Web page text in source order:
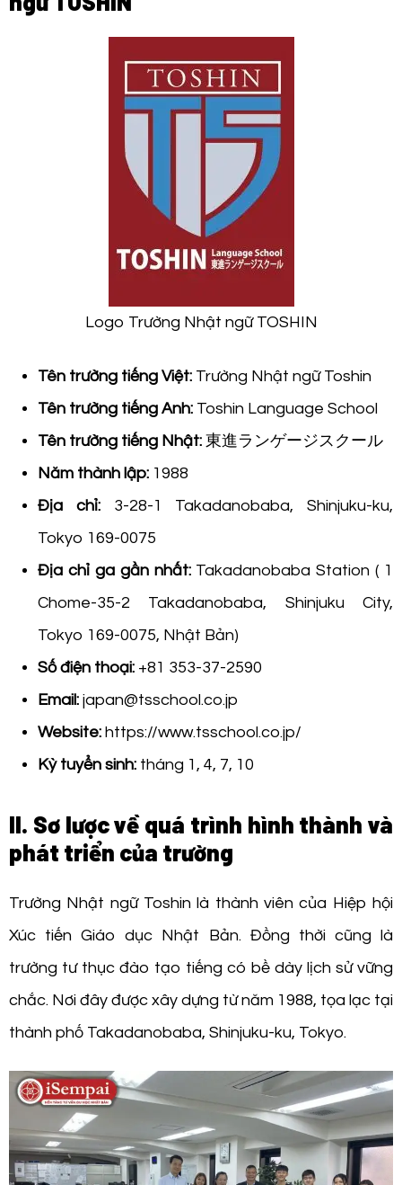
Logo Trường Nhật ngữ TOSHIN
Tên trường tiếng Việt: Trường Nhật ngữ Toshin
Tên trường tiếng Anh: Toshin Language School
Tên trường tiếng Nhật: 東進ランゲージスクール
Năm thành lập: 1988
Địa chỉ:3-28-1 Takadanobaba, Shinjuku-ku,
Tokyo 169-0075
Địa chỉ ga gần nhất:Takadanobaba Station ( 1
Chome-35-2 Takadanobaba, Shinjuku City,
Tokyo 169-0075, Nhật Bản)
Số điện thoại: +81 353-37-2590
Email: japan@tsschool.co.jp
Website: https://www.tsschool.co.jp/
Kỳ tuyển sinh: tháng 1, 4, 7, 10
II. Sơ lược về quá trình hình thành và
phát triển của trường
Trường Nhật ngữ Toshin là thành viên của Hiệp hội
Xúc tiến Giáo dục Nhật Bản. Đồng thời cũng là
trường tư thục đào tạo tiếng có bề dày lịch sử vững
chắc. Nơi đây được xây dựng từ năm 1988, tọa lạc tại
thành phố Takadanobaba, Shinjuku-ku, Tokyo.